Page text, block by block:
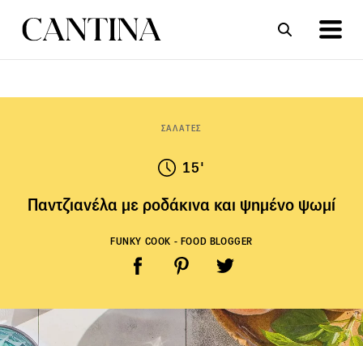
ΣΑΛΑΤΕΣ
15'
Παντζιανέλα με ροδάκινα και ψημένο ψωμί
FUNKY COOK - FOOD BLOGGER